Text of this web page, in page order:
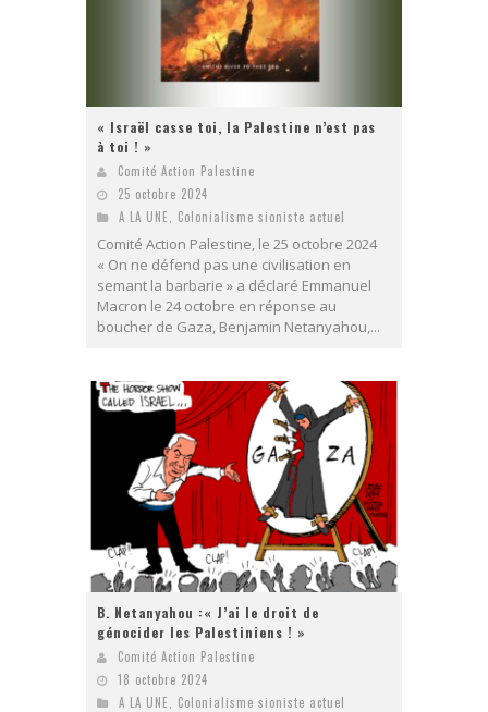
« Israël casse toi, la Palestine n’est pas
à toi ! »
Comité Action Palestine
25 octobre 2024
A LA UNE, Colonialisme sioniste actuel
Comité Action Palestine, le 25 octobre 2024
« On ne défend pas une civilisation en
semant la barbarie » a déclaré Emmanuel
Macron le 24 octobre en réponse au
boucher de Gaza, Benjamin Netanyahou,...
B. Netanyahou :« J’ai le droit de
génocider les Palestiniens ! »
Comité Action Palestine
18 octobre 2024
A LA UNE
Colonialisme sioniste actuel